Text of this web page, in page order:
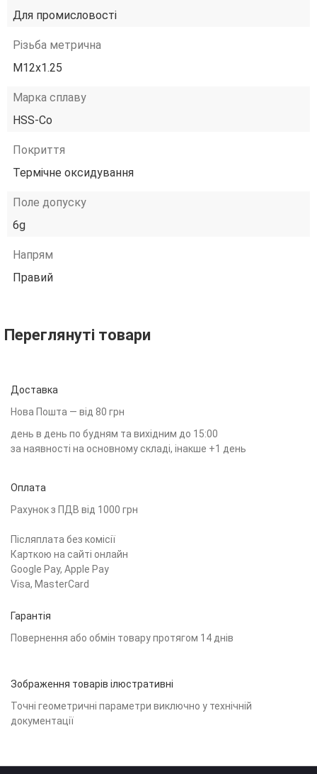
Для промисловості
Різьба метрична
М12х1.25
Марка сплаву
HSS-Co
Покриття
Термічне оксидування
Поле допуску
6g
Напрям
Правий
Переглянуті товари
Доставка
Нова Пошта — від 80 грн
день в день по будням та вихідним до 15:00
за наявності на основному складі, інакше +1 день
Оплата
Рахунок з ПДВ від 1000 грн
Післяплата без комісії
Карткою на сайті онлайн
Google Pay, Apple Pay
Visa, MasterCard
Гарантія
Повернення або обмін товару протягом 14 днів
Зображення товарів ілюстративні
Точні геометричні параметри виключно у технічній
документації